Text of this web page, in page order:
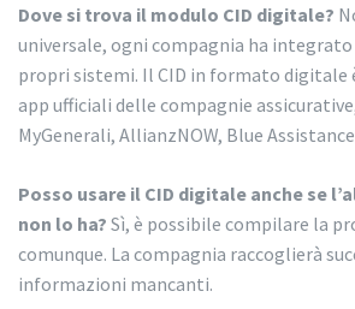
Dove si trova il modulo CID digitale?
universale, ogni compagnia ha
propri sistemi. Il CID in formato digitale
app ufficiali delle compagnie
MyGenerali, AllianzNOW, Blue
Posso usare il CID digitale anche se
non lo ha? Sì, è possibile compilare la
comunque. La compagnia raccoglierà
informazioni mancanti.